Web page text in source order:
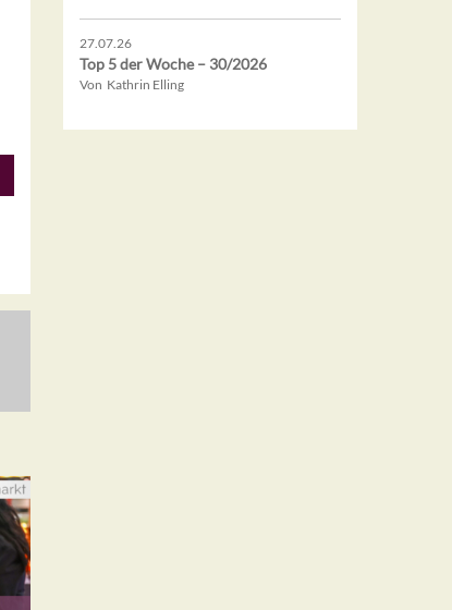
27.07.26
Top 5 der Woche – 30/2026
Von Kathrin Elling